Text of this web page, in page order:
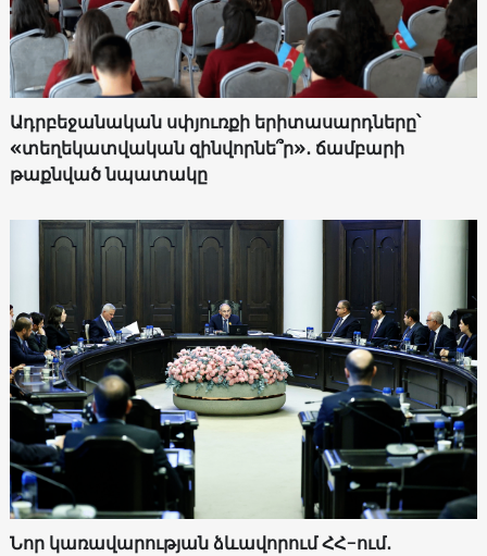
Ադրբեջանական սփյուռքի երիտասարդները՝
«տեղեկատվական զինվորնե՞ր»․ ճամբարի
թաքնված նպատակը
Նոր կառավարության ձևավորում ՀՀ-ում․